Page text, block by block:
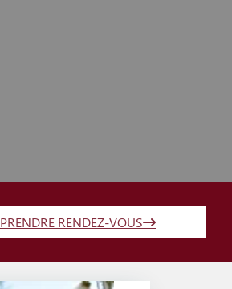
PRENDRE RENDEZ-VOUS